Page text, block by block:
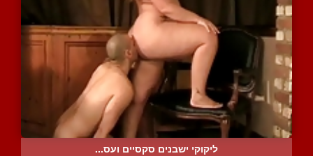
ליקוקי ישבנים סקסיים ועס...